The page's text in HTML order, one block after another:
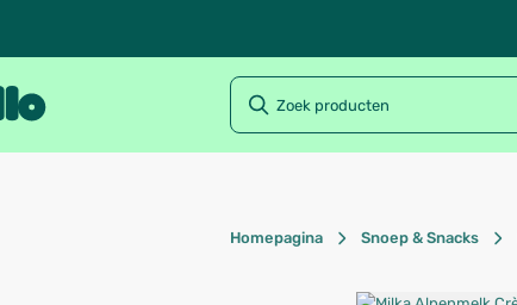
Homepagina Snoep & Snacks